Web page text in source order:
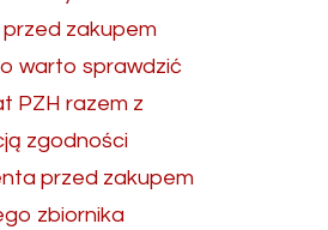
zakupem
warto sprawdzić
PZH razem z
zgodności
przed zakupem
zbiornika